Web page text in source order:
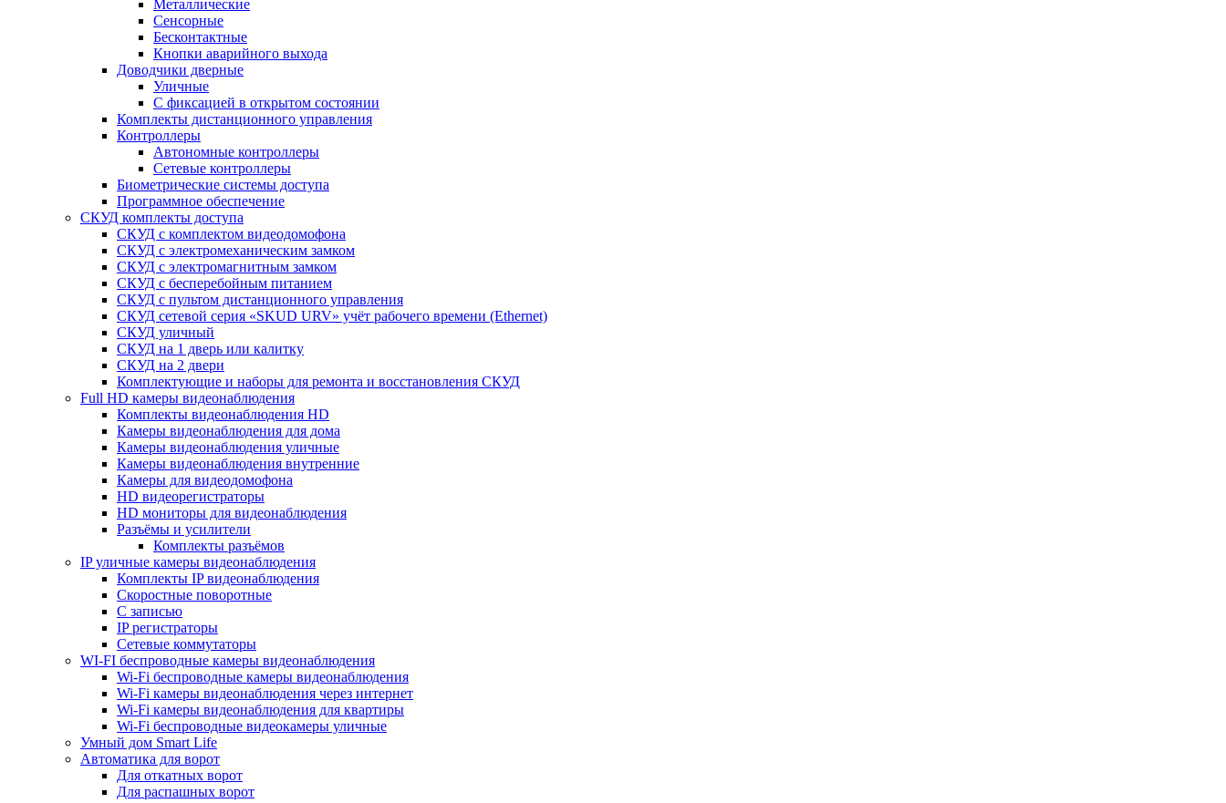
Металлические
Сенсорные
Бесконтактные
Кнопки аварийного выхода
Доводчики дверные
Уличные
С фиксацией в открытом состоянии
Комплекты дистанционного управления
Контроллеры
Автономные контроллеры
Сетевые контроллеры
Биометрические системы доступа
Программное обеспечение
СКУД комплекты доступа
СКУД с комплектом видеодомофона
СКУД с электромеханическим замком
СКУД с электромагнитным замком
СКУД с бесперебойным питанием
СКУД с пультом дистанционного управления
СКУД сетевой серия «SKUD URV» учёт рабочего времени (Ethernet)
СКУД уличный
СКУД на 1 дверь или калитку
СКУД на 2 двери
Комплектующие и наборы для ремонта и восстановления СКУД
Full HD камеры видеонаблюдения
Комплекты видеонаблюдения HD
Камеры видеонаблюдения для дома
Камеры видеонаблюдения уличные
Камеры видеонаблюдения внутренние
Камеры для видеодомофона
HD видеорегистраторы
HD мониторы для видеонаблюдения
Разъёмы и усилители
Комплекты разъёмов
IP уличные камеры видеонаблюдения
Комплекты IP видеонаблюдения
Скоростные поворотные
С записью
IP регистраторы
Сетевые коммутаторы
WI-FI беспроводные камеры видеонаблюдения
Wi-Fi беспроводные камеры видеонаблюдения
Wi-Fi камеры видеонаблюдения через интернет
Wi-Fi камеры видеонаблюдения для квартиры
Wi-Fi беспроводные видеокамеры уличные
Умный дом Smart Life
Автоматика для ворот
Для откатных ворот
Для распашных ворот